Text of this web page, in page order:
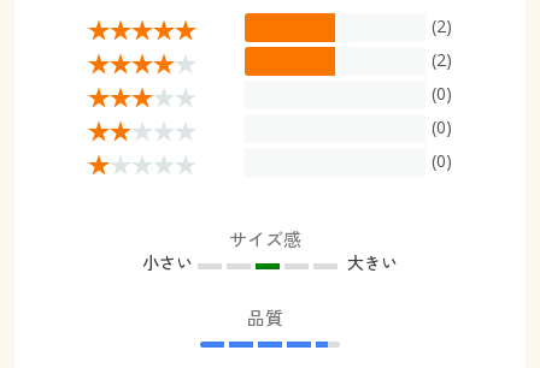
サポート
ご利用ガイド
よくある質問とお問い合わせ
ご利用ガイド
よくある質問とお問い合わせ
(2)
(2)
(0)
(0)
(0)
サイズ感
小さい 大きい
品質